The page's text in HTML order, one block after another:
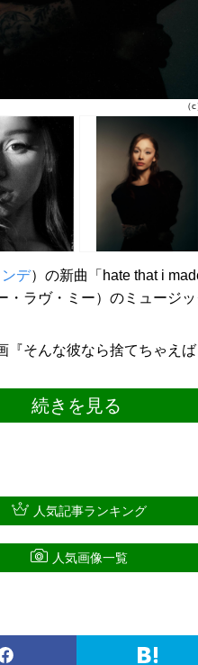
（
デ）の新曲「hate that i
・ラヴ・ミー）のミュージ
『そんな彼なら捨てちゃえ
続きを見る
人気記事ランキング
人気画像一覧